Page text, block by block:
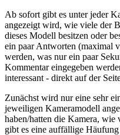
Ab sofort gibt es unter jeder
angezeigt wird, wie viele der
dieses Modell besitzen oder
ein paar Antworten (maximal
werden, was nur ein paar
Kommentar eingegeben
interessant - direkt auf der
Zunächst wird nur eine sehr
jeweiligen Kameramodell
haben/hatten die Kamera, wie
gibt es eine auffällige